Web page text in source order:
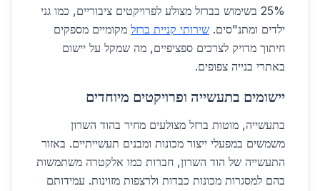
25% בשימוש בברזל מצולע לפרויקטים ציבוריים, כמו גני
ילדים ומתנ"סים. שירותי קניית ברזל מקומיים מספקים
חיתוך מדויק לצרכים ספציפיים, מה שמקל על יישום
באתרי בנייה צפופים.
יישומים בתעשייה ופרויקטים מיוחדים
בתעשייה, מוטות ברזל מצולעים מחיר בהוד השרון
משמשים במפעלי ייצור מכונות ומבנים תעשייתיים. באזור
התעשייה של הוד השרון, חברות כמו אלקטרה משתמשות
בהם למסגרות מכונות כבדות ולרצפות מזוינות. עמידותם